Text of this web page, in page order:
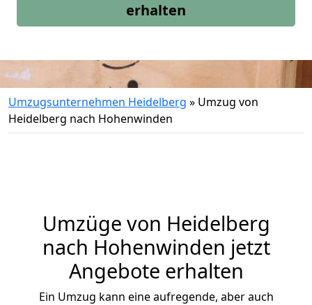
erhalten
Umzugsunternehmen Heidelberg » Umzug von
Heidelberg nach Hohenwinden
Umzüge von Heidelberg
nach Hohenwinden jetzt
Angebote erhalten
Ein Umzug kann eine aufregende, aber auch